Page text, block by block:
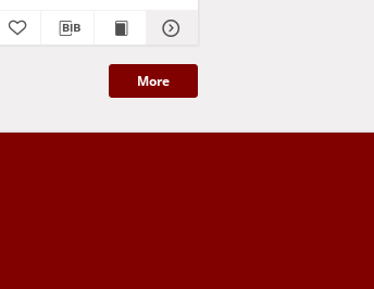
More